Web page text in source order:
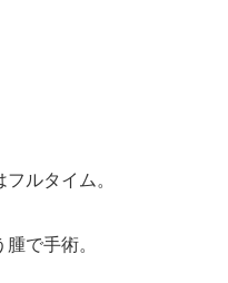
ルタイム。
で手術。